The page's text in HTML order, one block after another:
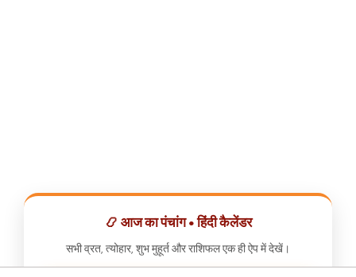
📿 आज का पंचांग • हिंदी कैलेंडर
सभी व्रत, त्योहार, शुभ मुहूर्त और राशिफल एक ही ऐप में देखें।